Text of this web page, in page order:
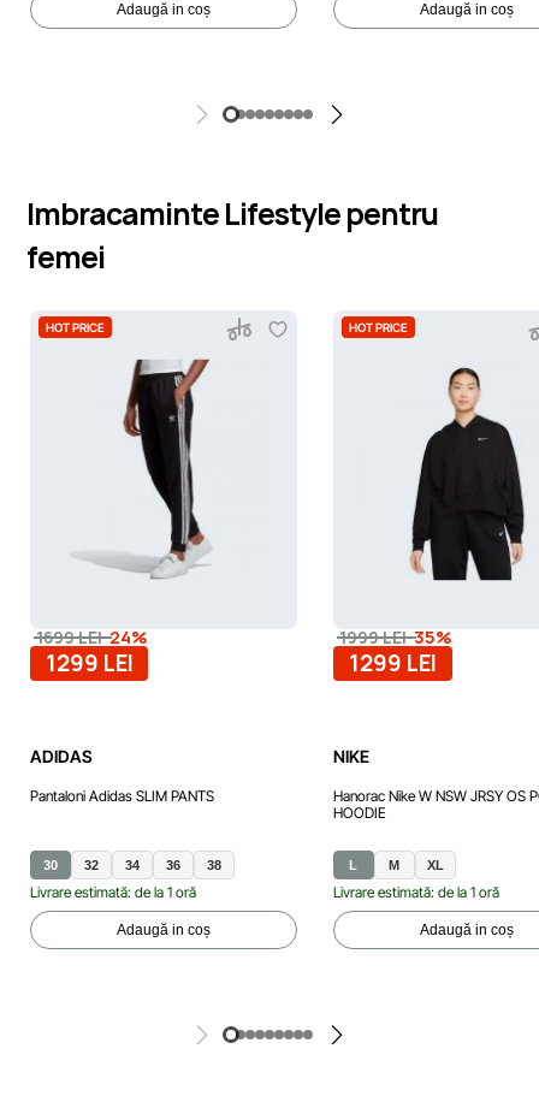
Adaugă in coș Adaugă in coș
Imbracaminte Lifestyle pentru
femei
HOT PRICE
1699 LEI-24%
1299 LEI
ADIDAS
Pantaloni Adidas SLIM PANTS
30 32 34 36 38
Livrare estimată: de la 1 oră
Adaugă in coș
HOT PRICE
1999 LEI-35%
1299 LEI
NIKE
Hanorac Nike W NSW JRSY OS
HOODIE
L M XL
Livrare estimată: de la 1 oră
Adaugă in coș